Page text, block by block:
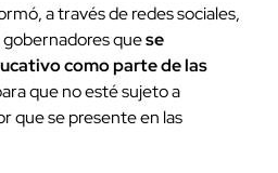
a través de redes sociales,
quese
como parte de las
que no esté sujeto a
que se presente en las